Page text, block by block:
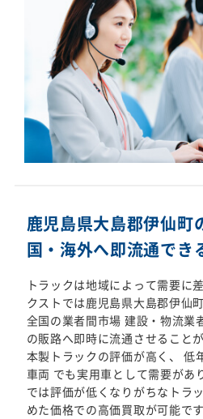
鹿児島県大島郡伊仙町
国・海外へ即流通でき
トラックは地域によって需要に
クストでは鹿児島県大島郡伊仙
全国の業者間市場 建設・物流業
の販路へ即時に流通させること
本製トラックの評価が高く、 低
車両 でも実用車として需要があ
では評価が低くなりがちなトラ
めた価格での高価買取が可能です